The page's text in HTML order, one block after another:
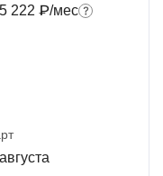
5 222 ₽/мес